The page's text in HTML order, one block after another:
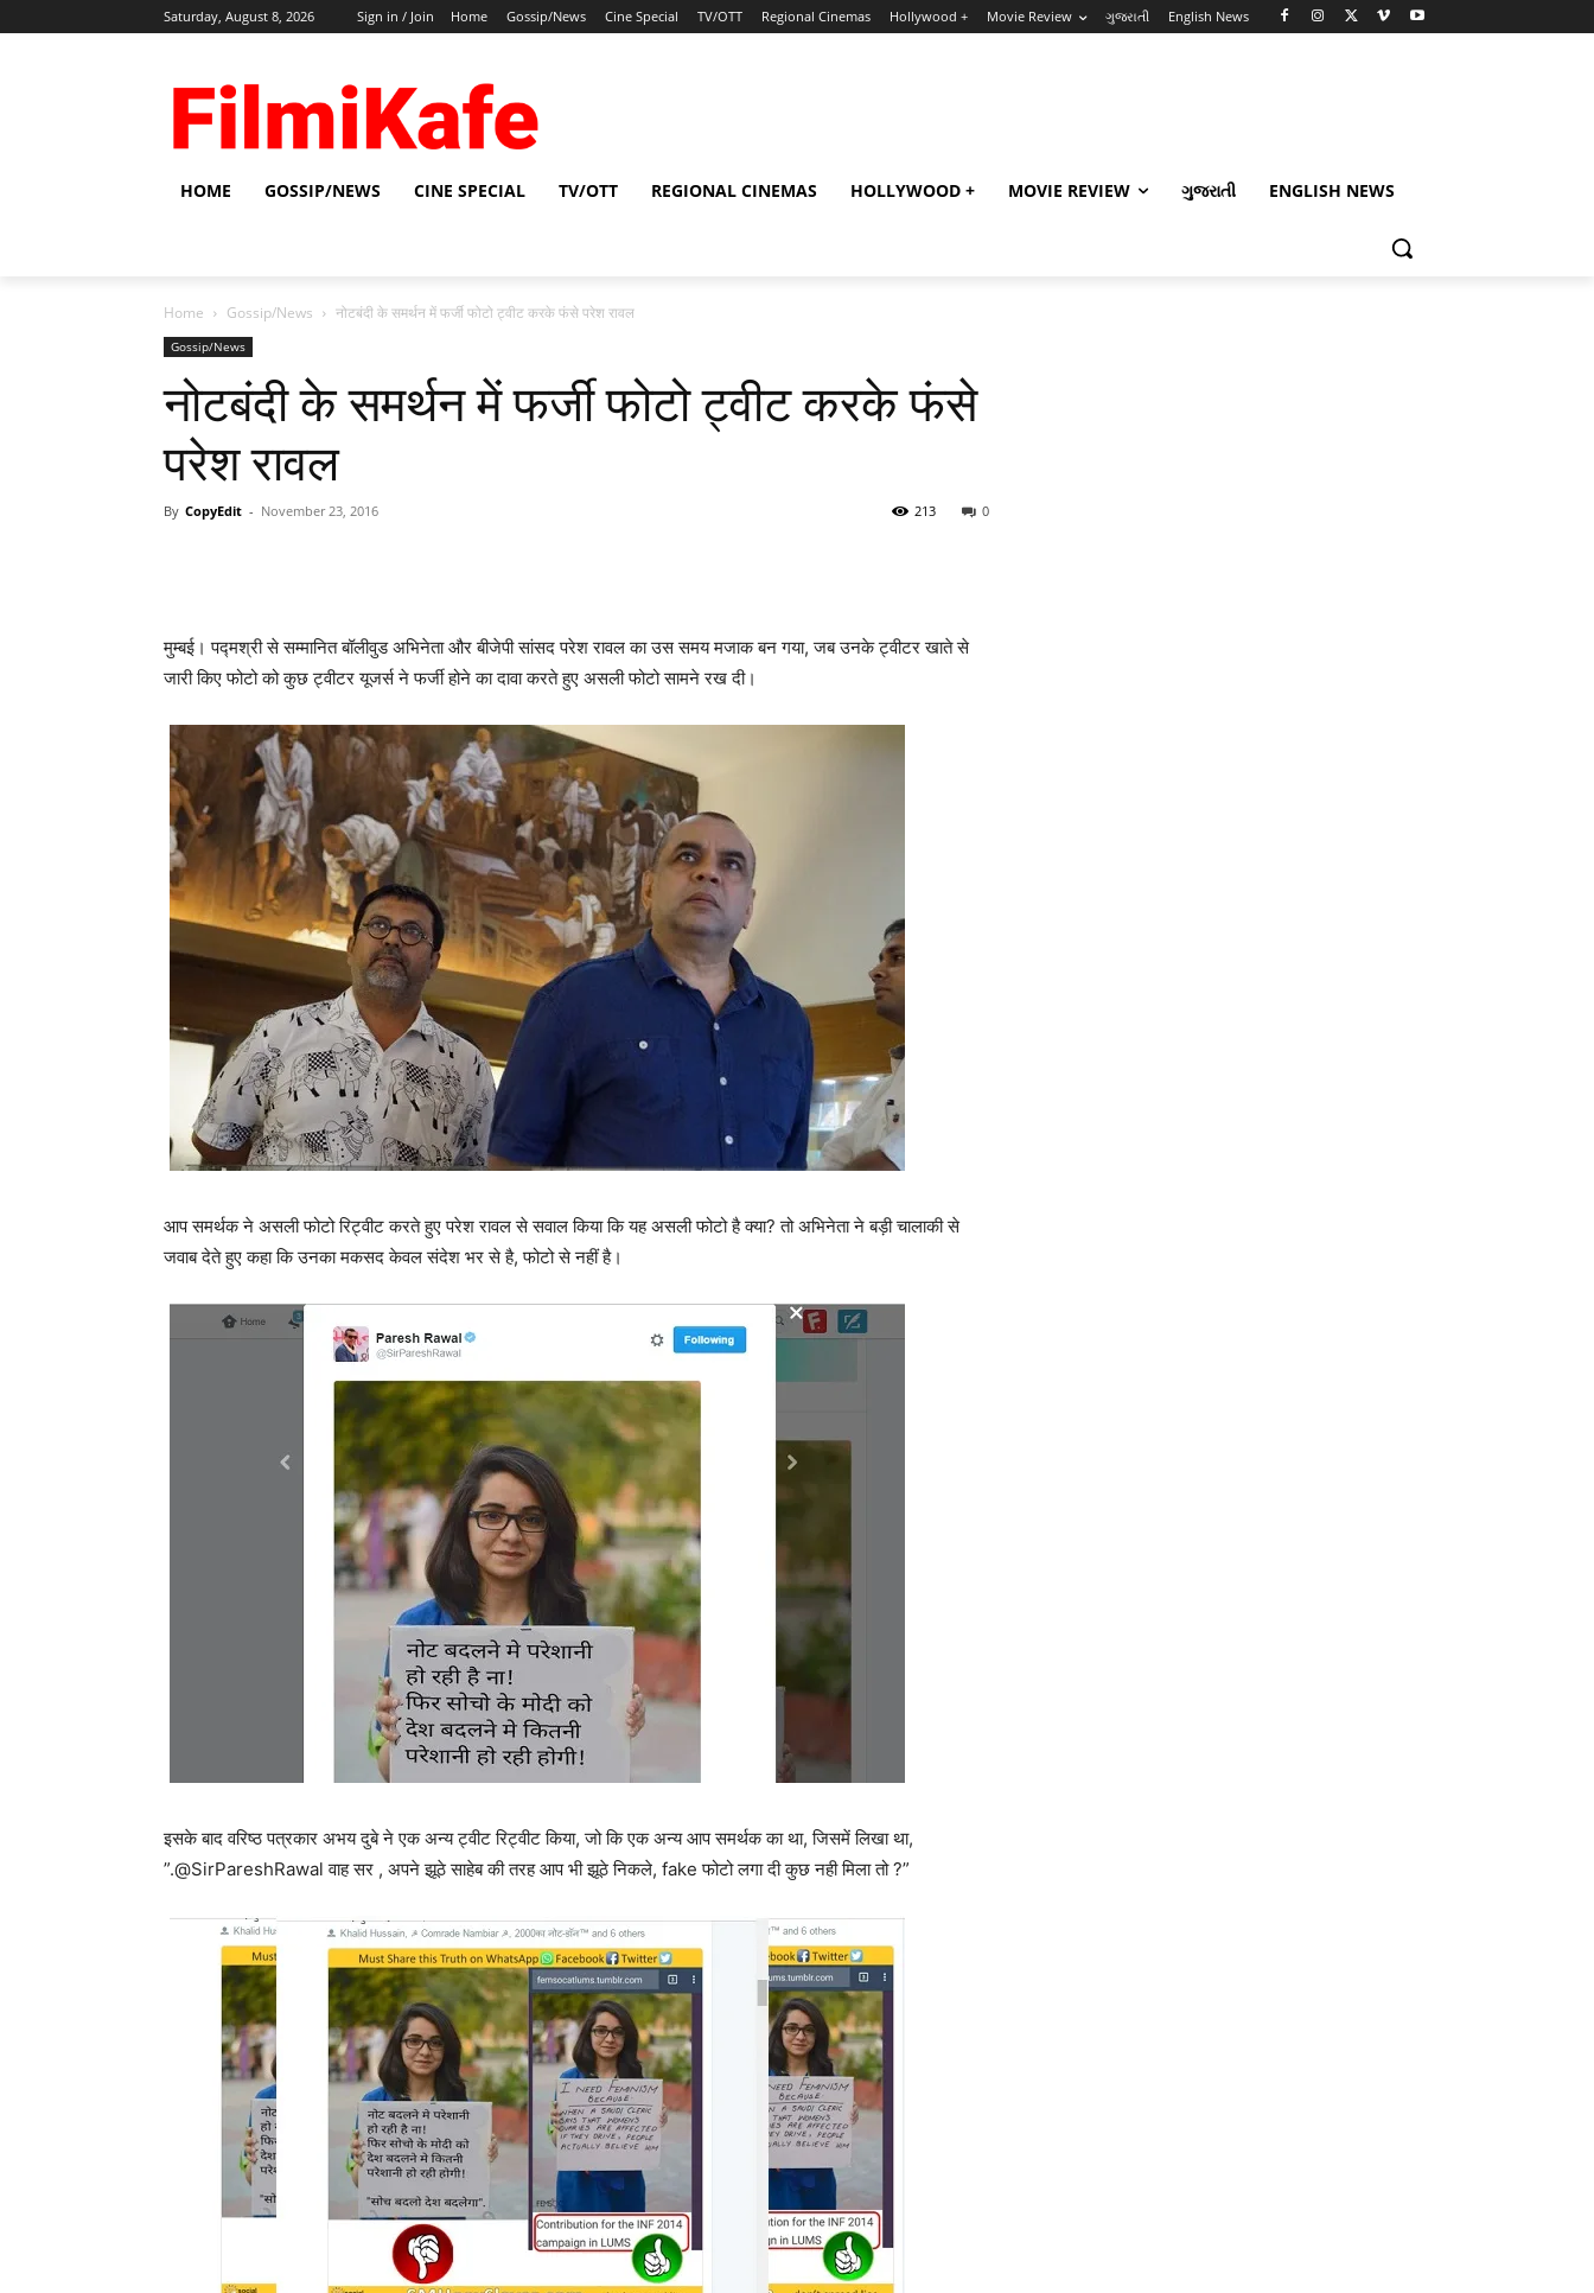
Saturday, August 8, 2026 Sign in / Join Home Gossip/News Cine Special TV/OTT Regional Cinemas Hollywood + Movie Review ગુજરાતી English News
HOME GOSSIP/NEWS CINE SPECIAL TV/OTT REGIONAL CINEMAS HOLLYWOOD + MOVIE REVIEW ગુજરાતી ENGLISH NEWS
Home Gossip/News नोटबंदी के समर्थन में फर्जी फोटो ट्वीट करके फंसे परेश रावल
Gossip/News
नोटबंदी के समर्थन में फर्जी फोटो ट्वीट करके फंसे
परेश रावल
By CopyEdit - November 23, 2016 0
213
मुम्‍बई। पद्मश्री से सम्‍मानित बॉलीवुड अभिनेता और बीजेपी सांसद परेश रावल का उस समय मजाक बन गया, जब उनके ट्वीटर खाते से
जारी किए फोटो को कुछ ट्वीटर यूजर्स ने फर्जी होने का दावा करते हुए असली फोटो सामने रख दी।
आप समर्थक ने असली फोटो रिट्वीट करते हुए परेश रावल से सवाल किया कि यह असली फोटो है क्‍या? तो अभिनेता ने बड़ी चालाकी से
जवाब देते हुए कहा कि उनका मकसद केवल संदेश भर से है, फोटो से नहीं है।
इसके बाद वरिष्‍ठ पत्रकार अभय दुबे ने एक अन्‍य ट्वीट रिट्वीट किया, जो कि एक अन्‍य आप समर्थक का था, जिसमें लिखा था,
”.@SirPareshRawal वाह सर , अपने झूठे साहेब की तरह आप भी झूठे निकले, fake फोटो लगा दी कुछ नही मिला तो ?”